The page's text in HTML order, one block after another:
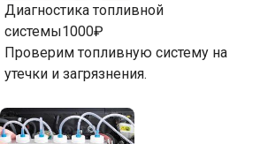
Диагностика топливной
системы1000₽
Проверим топливную систему на
утечки и загрязнения.